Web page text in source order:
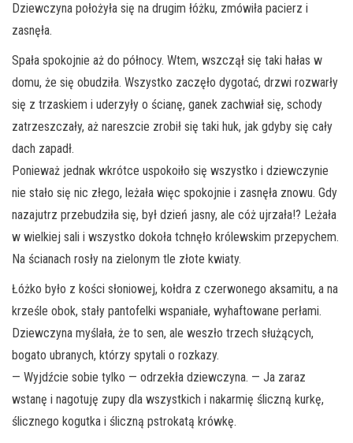
Dziewczyna położyła się na drugim łóżku, zmówiła pacierz i
zasnęła.
Spała spokojnie aż do północy. Wtem, wszczął się taki hałas w
domu, że się obudziła. Wszystko zaczęło dygotać, drzwi rozwarły
się z trzaskiem i uderzyły o ścianę, ganek zachwiał się, schody
zatrzeszczały, aż nareszcie zrobił się taki huk, jak gdyby się cały
dach zapadł.
Ponieważ jednak wkrótce uspokoiło się wszystko i dziewczynie
nie stało się nic złego, leżała więc spokojnie i zasnęła znowu. Gdy
nazajutrz przebudziła się, był dzień jasny, ale cóż ujrzała!? Leżała
w wielkiej sali i wszystko dokoła tchnęło królewskim przepychem.
Na ścianach rosły na zielonym tle złote kwiaty.
Łóżko było z kości słoniowej, kołdra z czerwonego aksamitu, a na
krześle obok, stały pantofelki wspaniałe, wyhaftowane perłami.
Dziewczyna myślała, że to sen, ale weszło trzech służących,
bogato ubranych, którzy spytali o rozkazy.
— Wyjdźcie sobie tylko — odrzekła dziewczyna. — Ja zaraz
wstanę i nagotuję zupy dla wszystkich i nakarmię śliczną kurkę,
ślicznego kogutka i śliczną pstrokatą krówkę.